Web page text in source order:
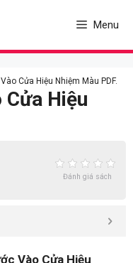
Menu
Cửa Hiệu Nhiệm Màu PDF.
Cửa Hiệu
Đánh giá sách
Vào Cửa Hiệu